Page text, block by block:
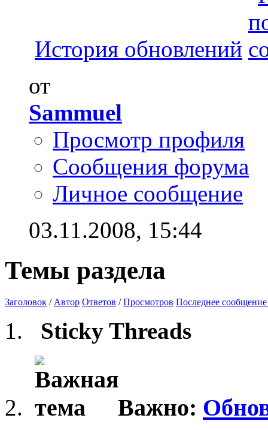
История обновлений
от
Sammuel
Просмотр профиля
Сообщения форума
Личное сообщение
03.11.2008, 15:44
Темы раздела
Заголовок / Автор Ответов /Просмотров Последнее сообщение
Sticky Threads
Важно: